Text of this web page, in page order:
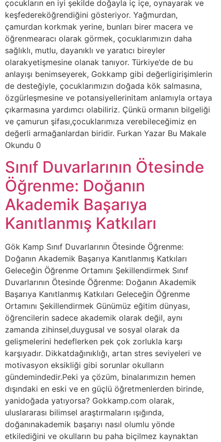
çocukların en iyi şekilde doğayla iç içe, oynayarak ve
keşfedereköğrendiğini gösteriyor. Yağmurdan,
çamurdan korkmak yerine, bunları birer macera ve
öğrenmearacı olarak görmek, çocuklarımızın daha
sağlıklı, mutlu, dayanıklı ve yaratıcı bireyler
olarakyetişmesine olanak tanıyor. Türkiye’de de bu
anlayışı benimseyerek, Gokkamp gibi değerligirişimlerin
de desteğiyle, çocuklarımızın doğada kök salmasına,
özgürleşmesine ve potansiyellerinitam anlamıyla ortaya
çıkarmasına yardımcı olabiliriz. Çünkü ormanın bilgeliği
ve çamurun şifası,çocuklarımıza verebileceğimiz en
değerli armağanlardan biridir. Furkan Yazar Bu Makale
Okundu 0
Sınıf Duvarlarının Ötesinde
Öğrenme: Doğanın
Akademik Başarıya
Kanıtlanmış Katkıları
Gök Kamp Sınıf Duvarlarının Ötesinde Öğrenme:
Doğanın Akademik Başarıya Kanıtlanmış Katkıları
Geleceğin Öğrenme Ortamını Şekillendirmek Sınıf
Duvarlarının Ötesinde Öğrenme: Doğanın Akademik
Başarıya Kanıtlanmış Katkıları Geleceğin Öğrenme
Ortamını Şekillendirmek Günümüz eğitim dünyası,
öğrencilerin sadece akademik olarak değil, aynı
zamanda zihinsel,duygusal ve sosyal olarak da
gelişmelerini hedeflerken pek çok zorlukla karşı
karşıyadır. Dikkatdağınıklığı, artan stres seviyeleri ve
motivasyon eksikliği gibi sorunlar okulların
gündemindedir.Peki ya çözüm, binalarımızın hemen
dışındaki en eski ve en güçlü öğretmenlerden birinde,
yanidoğada yatıyorsa? Gokkamp.com olarak,
uluslararası bilimsel araştırmaların ışığında,
doğanınakademik başarıyı nasıl olumlu yönde
etkilediğini ve okulların bu paha biçilmez kaynaktan